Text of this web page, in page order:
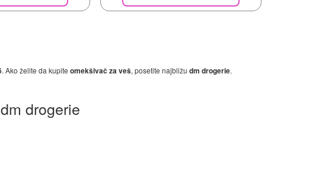
. Ako želite da kupite omekšivač za veš, posetite najbližu dm drogerie.
drogerie